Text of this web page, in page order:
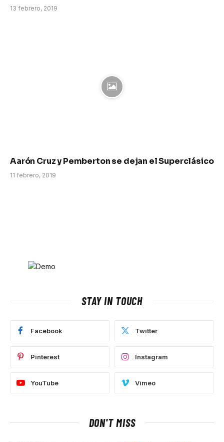
13 febrero, 2019
Aarón Cruz y Pemberton se dejan el Superclásico
11 febrero, 2019
STAY IN TOUCH
Facebook Twitter
Pinterest Instagram
YouTube Vimeo
DON'T MISS